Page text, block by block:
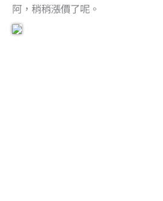
阿，稍稍漲價了呢。